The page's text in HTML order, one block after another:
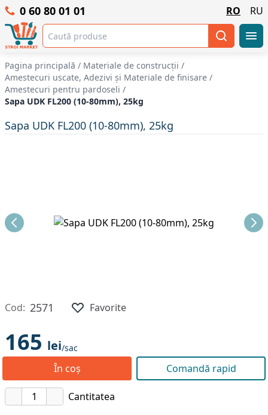
0 60 80 01 01 RO RU
Pagina principală / Materiale de construcții /
Amestecuri uscate, Adezivi şi Materiale de finisare /
Amestecuri pentru pardoseli /
Sapa UDK FL200 (10-80mm), 25kg
Sapa UDK FL200 (10-80mm), 25kg
Cod: 2571 Favorite
165 lei/sac
În coș Comandă rapid
Cantitatea